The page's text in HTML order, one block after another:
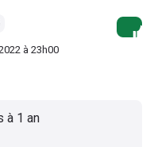
à 23h00
à 1 an